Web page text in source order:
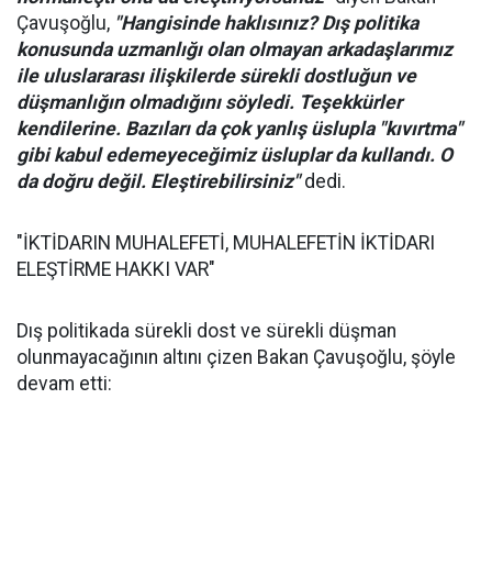
Çavuşoğlu, "Hangisinde haklısınız? Dış politika
konusunda uzmanlığı olan olmayan arkadaşlarımız
ile uluslararası ilişkilerde sürekli dostluğun ve
düşmanlığın olmadığını söyledi. Teşekkürler
kendilerine. Bazıları da çok yanlış üslupla "kıvırtma"
gibi kabul edemeyeceğimiz üsluplar da kullandı. O
da doğru değil. Eleştirebilirsiniz"dedi.
"İKTİDARIN MUHALEFETİ, MUHALEFETİN İKTİDARI
ELEŞTİRME HAKKI VAR"
Dış politikada sürekli dost ve sürekli düşman
olunmayacağının altını çizen Bakan Çavuşoğlu, şöyle
devam etti: